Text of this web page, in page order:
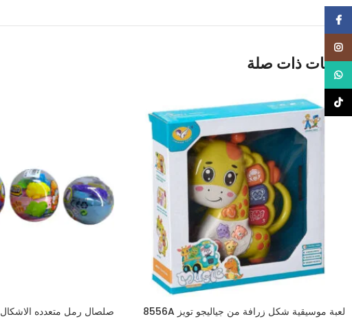
منتجات ذات صلة
لعبة موسيقية شكل زرافة من جياليجو تويز 8556A صلصال رمل متعدده الاشكال
TikTok